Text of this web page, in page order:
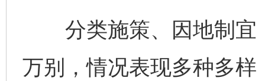
分类施策、因地制宜
万别，情况表现多种多